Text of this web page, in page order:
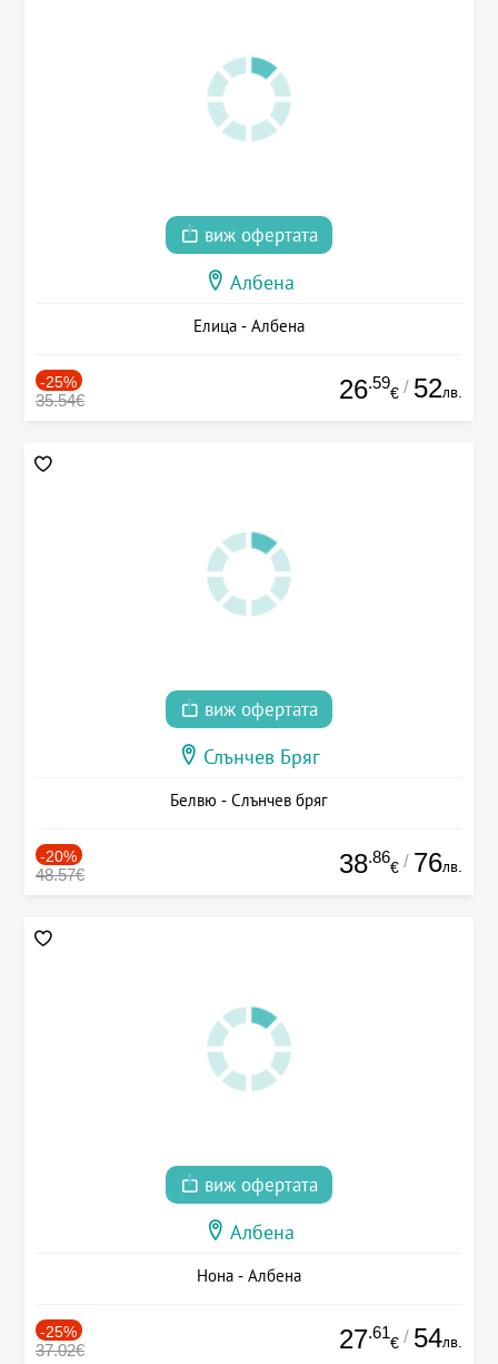
виж офертата
Албена
Елица - Албена
-25%
35.54€ 26.59
€ / 52лв.
виж офертата
Слънчев Бряг
Белвю - Слънчев бряг
-20%
48.57€ 38.86
€ / 76лв.
виж офертата
Албена
Нона - Албена
-25%
37.02€ 27.61
€ / 54лв.